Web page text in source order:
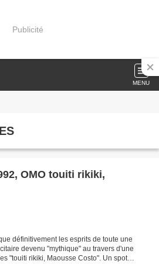
Publicité
MENU
OMO touiti rikiki,
définitivement les esprits de toute une
devenu "mythique" au travers d'une
"touiti rikiki, Maousse Costo". Un spot